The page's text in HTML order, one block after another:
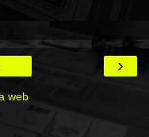
›
web